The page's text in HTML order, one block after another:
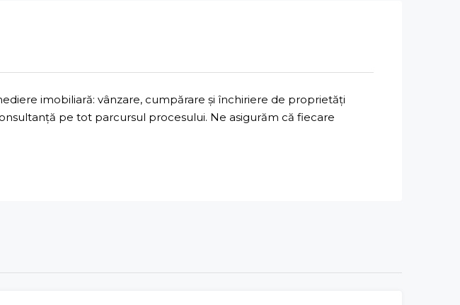
imobiliară: vânzare, cumpărare și închiriere de proprietăți
pe tot parcursul procesului. Ne asigurăm că fiecare